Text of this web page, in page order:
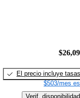
El precio incluye tasas
$503/mes
Verif. disponibilidad